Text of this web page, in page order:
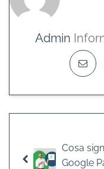
Admin
Cosa
Google